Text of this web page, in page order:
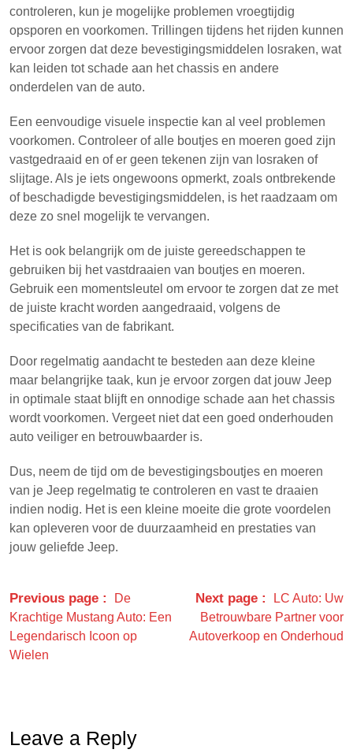
controleren, kun je mogelijke problemen vroegtijdig
opsporen en voorkomen. Trillingen tijdens het rijden kunnen
ervoor zorgen dat deze bevestigingsmiddelen losraken, wat
kan leiden tot schade aan het chassis en andere
onderdelen van de auto.
Een eenvoudige visuele inspectie kan al veel problemen
voorkomen. Controleer of alle boutjes en moeren goed zijn
vastgedraaid en of er geen tekenen zijn van losraken of
slijtage. Als je iets ongewoons opmerkt, zoals ontbrekende
of beschadigde bevestigingsmiddelen, is het raadzaam om
deze zo snel mogelijk te vervangen.
Het is ook belangrijk om de juiste gereedschappen te
gebruiken bij het vastdraaien van boutjes en moeren.
Gebruik een momentsleutel om ervoor te zorgen dat ze met
de juiste kracht worden aangedraaid, volgens de
specificaties van de fabrikant.
Door regelmatig aandacht te besteden aan deze kleine
maar belangrijke taak, kun je ervoor zorgen dat jouw Jeep
in optimale staat blijft en onnodige schade aan het chassis
wordt voorkomen. Vergeet niet dat een goed onderhouden
auto veiliger en betrouwbaarder is.
Dus, neem de tijd om de bevestigingsboutjes en moeren
van je Jeep regelmatig te controleren en vast te draaien
indien nodig. Het is een kleine moeite die grote voordelen
kan opleveren voor de duurzaamheid en prestaties van
jouw geliefde Jeep.
Previous page
De
Krachtige Mustang Auto: Een
Legendarisch Icoon op
Wielen
Next page
LC Auto: Uw
Betrouwbare Partner voor
Autoverkoop en Onderhoud
Leave a Reply